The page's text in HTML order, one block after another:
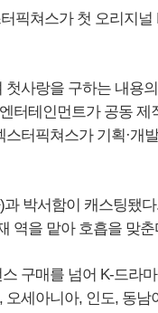
픽쳐스가 첫 오리지
사랑을 구하는 내용
터테인먼트가 공동
터픽쳐스가 기획·개
박서함이 캐스팅됐
역을 맡아 호흡을 맞춘
구매를 넘어 K-드라
세아니아, 인도, 동